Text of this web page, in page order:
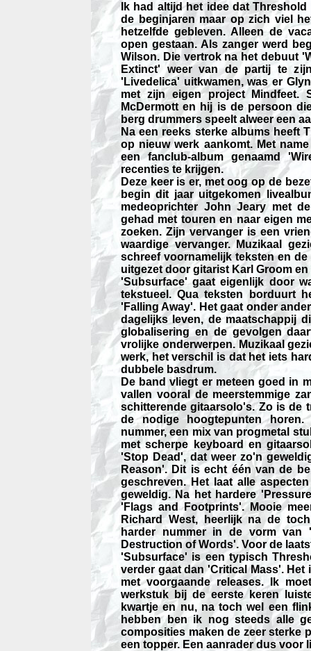
Ik had altijd het idee dat
de beginjaren maar op zich viel
hetzelfde gebleven. Alleen de
open gestaan. Als zanger werd
Wilson. Die vertrok na het debuut
Extinct' weer van de partij te
'Livedelica' uitkwamen, was er
met zijn eigen project Mindfeet.
McDermott en hij is de persoon
berg drummers speelt alweer een
Na een reeks sterke albums heeft
op nieuw werk aankomt. Met
een fanclub-album genaamd
recenties te krijgen.
Deze keer is er, met oog op de
begin dit jaar uitgekomen
medeoprichter John Jeary met
gehad met touren en naar eigen
zoeken. Zijn vervanger is een
waardige vervanger. Muzikaal
schreef voornamelijk teksten en
uitgezet door gitarist Karl Groom
'Subsurface' gaat eigenlijk door
tekstueel. Qua teksten borduurt
'Falling Away'. Het gaat onder
dagelijks leven, de maatschappij
globalisering en de gevolgen
vrolijke onderwerpen. Muzikaal
werk, het verschil is dat het iets
dubbele basdrum.
De band vliegt er meteen goed in
vallen vooral de meerstemmige
schitterende gitaarsolo's. Zo is de
de nodige hoogtepunten
nummer, een mix van progmetal
met scherpe keyboard en
'Stop Dead', dat weer zo'n
Reason'. Dit is echt één van de
geschreven. Het laat alle
geweldig. Na het hardere
'Flags and Footprints'. Mooie
Richard West, heerlijk na de
harder nummer in de vorm
Destruction of Words'. Voor de
'Subsurface' is een typisch
verder gaat dan 'Critical Mass'.
met voorgaande releases. Ik
werkstuk bij de eerste keren
kwartje en nu, na toch wel een
hebben ben ik nog steeds alle
composities maken de zeer sterke
een topper. Een aanrader dus voor